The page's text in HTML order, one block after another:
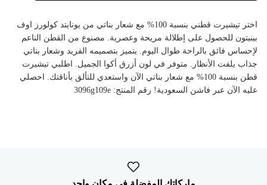
اختر تيشيرت قطني بنسبة 100% مع شعار بناتي من يونايتد كولورز اوف
بينيتون للحصول على إطلالة مريحة وعصرية. مصنوع من القطن الناعم
لإحساس فائق بالراحة طوال اليوم. يتميز بتصميمه الفريد وشعار بناتي
جذاب يلفت الأنظار. متوفر في لون أزرق أكوا الجميل. اطلبي تيشيرت
قطن بنسبة 100% مع شعار بناتي الآن واستعدي للتألق بأناقتك. احصلي
عليه الآن عبر فاشن السعودية! رقم المنتج: 3096g109e